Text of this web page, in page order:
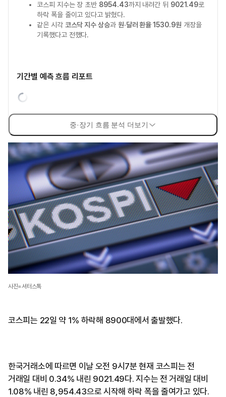
코스피 지수는 장 초반 8954.43까지 내려간 뒤 9021.49로
하락 폭을 줄이고 있다고 밝혔다.
같은 시각 코스닥 지수 상승과 원·달러 환율 1530.9원 개장을
기록했다고 전했다.
기간별 예측 흐름 리포트
중·장기 흐름 분석 더보기
사진=셔터스톡
코스피는 22일 약 1% 하락해 8900대에서 출발했다.
한국거래소에 따르면 이날 오전 9시7분 현재 코스피는 전
거래일 대비 0.34% 내린 9021.49다. 지수는 전 거래일 대비
1.08% 내린 8,954.43으로 시작해 하락 폭을 줄여가고 있다.